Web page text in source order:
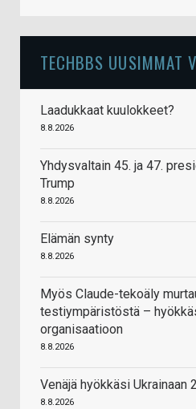
TECHBBS UUSIMMAT
Laadukkaat kuulokkeet?
8.8.2026
Yhdysvaltain 45. ja 47.
Trump
8.8.2026
Elämän synty
8.8.2026
Myös Claude-tekoäly
testiympäristöstä –
organisaatioon
8.8.2026
Venäjä hyökkäsi Ukrainaan
8.8.2026